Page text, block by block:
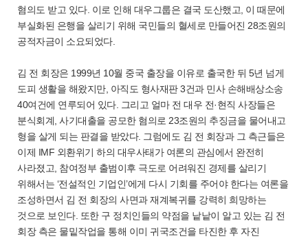
혐의도 받고 있다. 이로 인해 대우그룹은 결국 도산했고, 이 때문에
부실화된 은행을 살리기 위해 국민들의 혈세로 만들어진 28조원의
공적자금이 소요되었다.
김 전 회장은 1999년 10월 중국 출장을 이유로 출국한 뒤 5년 넘게
도피 생활을 해왔지만, 아직도 형사재판 3건과 민사 손해배상소송
40여건에 연루되어 있다. 그리고 얼마 전 대우 전·현직 사장들은
분식회계, 사기대출을 공모한 혐의로 23조원의 추징금을 물어내고
형을 살게 되는 판결을 받았다. 그럼에도 김 전 회장과 그 측근들은
이제 IMF 외환위기 하의 대우사태가 여론의 관심에서 완전히
사라졌고, 참여정부 출범이후 극도로 어려워진 경제를 살리기
위해서는 ‘전설적인 기업인’에게 다시 기회를 주어야 한다는 여론을
조성하면서 김 전 회장의 사면과 재계복귀를 강력히 희망하는
것으로 보인다. 또한 구 정치인들의 약점을 낱낱이 알고 있는 김 전
회장 측은 물밑작업을 통해 이미 귀국조건을 타진한 후 자진